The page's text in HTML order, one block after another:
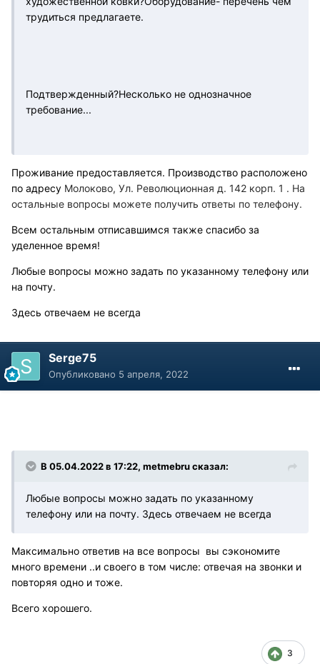
трудиться предлагаете.
Подтвержденный?Несколько не однозначное
требование...
Проживание предоставляется. Производство расположено
по адресу Молоково, Ул. Революционная д. 142 корп. 1 . На
остальные вопросы можете получить ответы по телефону.
Всем остальным отписавшимся также спасибо за
уделенное время!
Любые вопросы можно задать по указанному телефону или
на почту.
Здесь отвечаем не всегда
Serge75
Опубликовано 5 апреля, 2022
В 05.04.2022 в 17:22, metmebru сказал:
Любые вопросы можно задать по указанному
телефону или на почту. Здесь отвечаем не всегда
Максимально ответив на все вопросы вы сэкономите
много времени ..и своего в том числе: отвечая на звонки и
повторяя одно и тоже.
Всего хорошего.
3